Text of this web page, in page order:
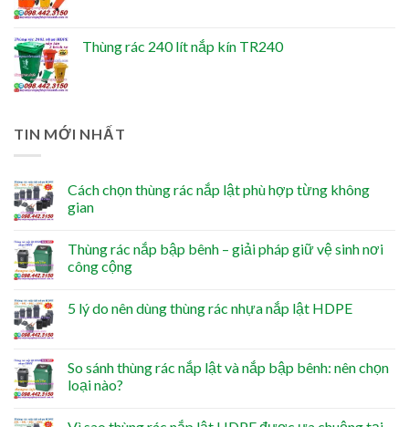
Thùng rác 240 lít nắp kín TR240
TIN MỚI NHẤT
Cách chọn thùng rác nắp lật phù hợp từng không
gian
Thùng rác nắp bập bênh – giải pháp giữ vệ sinh nơi
công cộng
5 lý do nên dùng thùng rác nhựa nắp lật HDPE
So sánh thùng rác nắp lật và nắp bập bênh: nên chọn
loại nào?